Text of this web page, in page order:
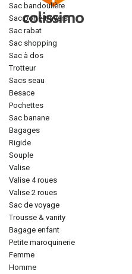
sac bandoulière
sac porté-travers
sac rabat
sac shopping
sac à dos
trotteur
sacs seau
besace
pochettes
sac banane
bagages
rigide
souple
valise
valise 4 roues
valise 2 roues
sac de voyage
trousse & vanity
bagage enfant
petite maroquinerie
femme
homme